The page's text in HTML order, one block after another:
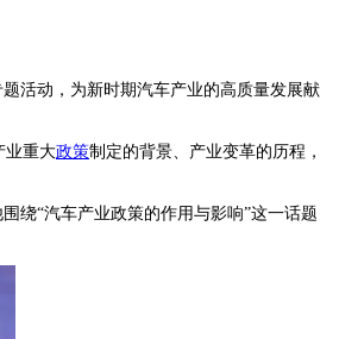
活动，为新时期汽车产业的高质量发展献
业重大政策制定的背景、产业变革的历程，
绕“汽车产业政策的作用与影响”这一话题